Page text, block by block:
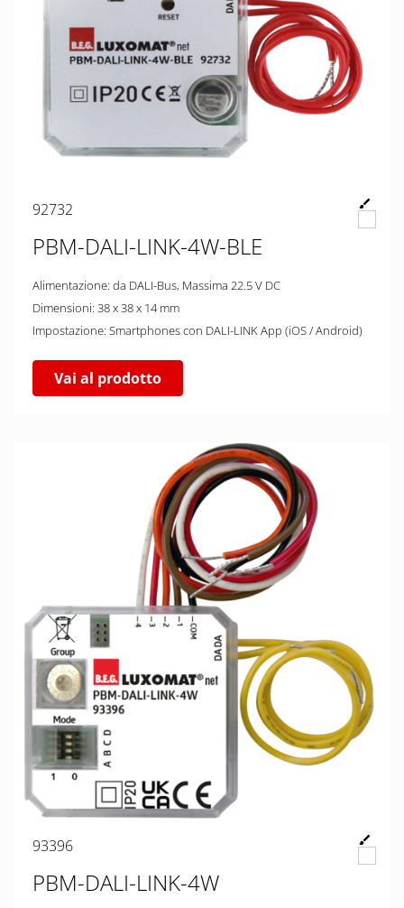
92732
PBM-DALI-LINK-4W-BLE
Alimentazione: da DALI-Bus, Massima 22.5 V DC
Dimensioni: 38 x 38 x 14 mm
Impostazione: Smartphones con DALI-LINK App (iOS / Android)
Vai al prodotto
93396
PBM-DALI-LINK-4W